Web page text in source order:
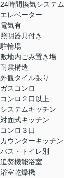
24時間換気システム
エレベーター
電気有
照明器具付き
駐輪場
敷地内ごみ置き場
耐震構造
外観タイル張り
ガスコンロ
コンロ２口以上
システムキッチン
対面式キッチン
コンロ３口
カウンターキッチン
バス・トイレ別
追焚機能浴室
浴室乾燥機